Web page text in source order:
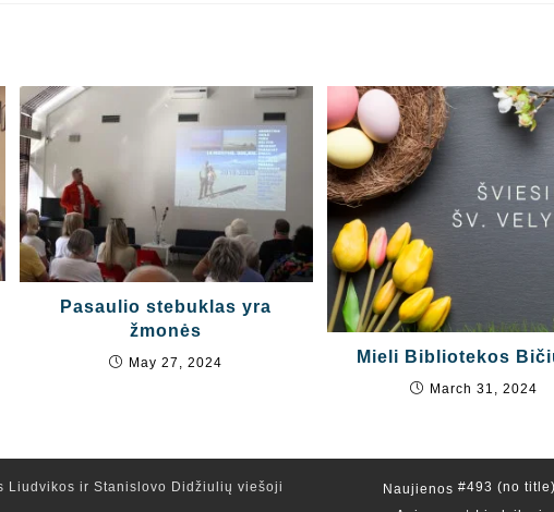
Pasaulio stebuklas yra
žmonės
May 27, 2024 Mieli Bibliotekos
March 31, 2024
Naujienos #493 (no title)
Liudvikos ir Stanislovo Didžiulių viešoji